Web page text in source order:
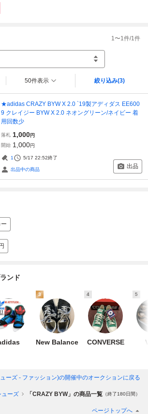
1 〜1 件/1 件
50件表示 絞り込み(3)
★adidas CRAZY BYW X 2.0 `19製アディダス EE600
9 クレイジー BYW X 2.0 ネオングリーン/ネイビー 着
用回数少
落札 1,000円
開始 1,000円
1 5/17 22:52終了
出品中の商品 出品
ンド
3
New Balance
4
CONVERSE
5
ーズ - ファッション)の開催中のオークションに戻る
ューズ 「CRAZY BYW」の商品一覧 （終了180日間）
ページトップへ